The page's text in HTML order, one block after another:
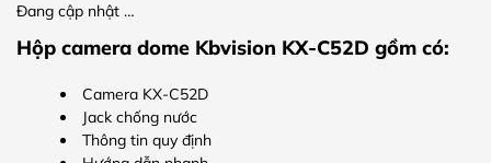
Đang cập nhật …
Hộp camera dome Kbvision KX-C52D gồm có:
Camera KX-C52D
Jack chống nước
Thông tin quy định